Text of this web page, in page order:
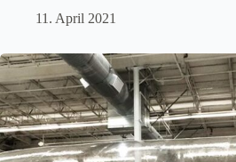
11. April 2021